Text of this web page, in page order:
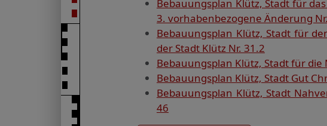
Bebauungsplan Klütz, Stadt für
3. vorhabenbezogene Änderung
Bebauungsplan Klütz, Stadt für
der Stadt Klütz Nr. 31.2
Bebauungsplan Klütz, Stadt für
Bebauungsplan Klütz, Stadt Gut
Bebauungsplan Klütz, Stadt
46